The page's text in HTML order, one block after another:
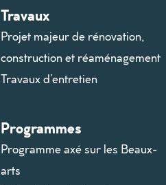
Travaux
Projet majeur de rénovation,
construction et réaménagement
Travaux d’entretien
Programmes
Programme axé sur les Beaux-
arts